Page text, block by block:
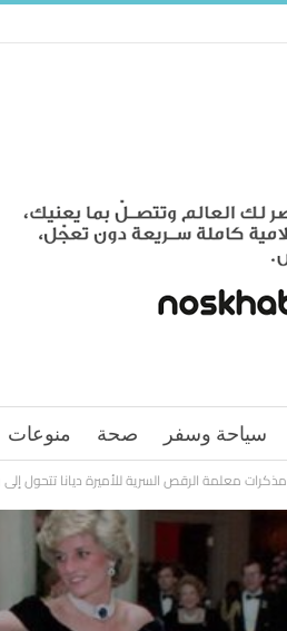
سياحة وسفر صحة منوعات
مذكرات معلمة الرقص السرية للأميرة ديانا تتحول